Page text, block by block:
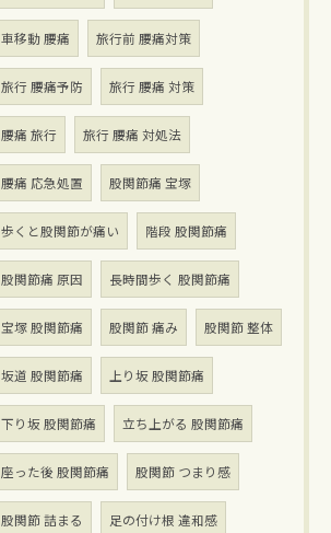
車移動 腰痛 旅行前 腰痛対策
旅行 腰痛予防 旅行 腰痛 対策
腰痛 旅行 旅行 腰痛 対処法
腰痛 応急処置 股関節痛 宝塚
歩くと股関節が痛い 階段 股関節痛
股関節痛 原因 長時間歩く 股関節痛
宝塚 股関節痛 股関節 痛み 股関節 整体
坂道 股関節痛 上り坂 股関節痛
下り坂 股関節痛 立ち上がる 股関節痛
座った後 股関節痛 股関節 つまり感
股関節 詰まる 足の付け根 違和感